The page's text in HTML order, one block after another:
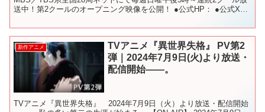
送中！第2クールのオープニング映像を公開！ ●公式HP： ●公式X：
新作アニメ
TVアニメ『異世界失格』 PV第2
弾｜2024年7月9日(火)より放送・
配信開始――。
TVアニメ『異世界失格』 2024年7月9日（火）より放送・配信開始